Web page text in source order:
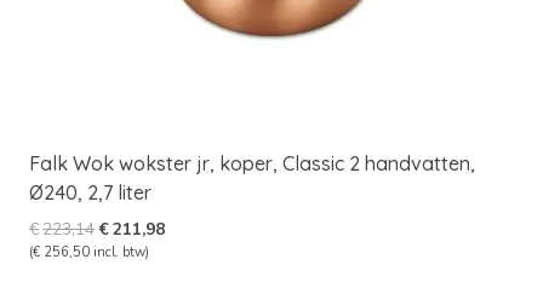
Falk Wok wokster jr, koper, Classic 2 handvatten,
Ø240, 2,7 liter
€223,14Oorspronkelijke
prijs
€211,98Huidige
(€ 256,50 incl. btw)